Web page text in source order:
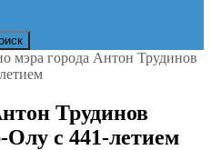
мэра города Антон Трудинов
Трудинов
с 441-летием